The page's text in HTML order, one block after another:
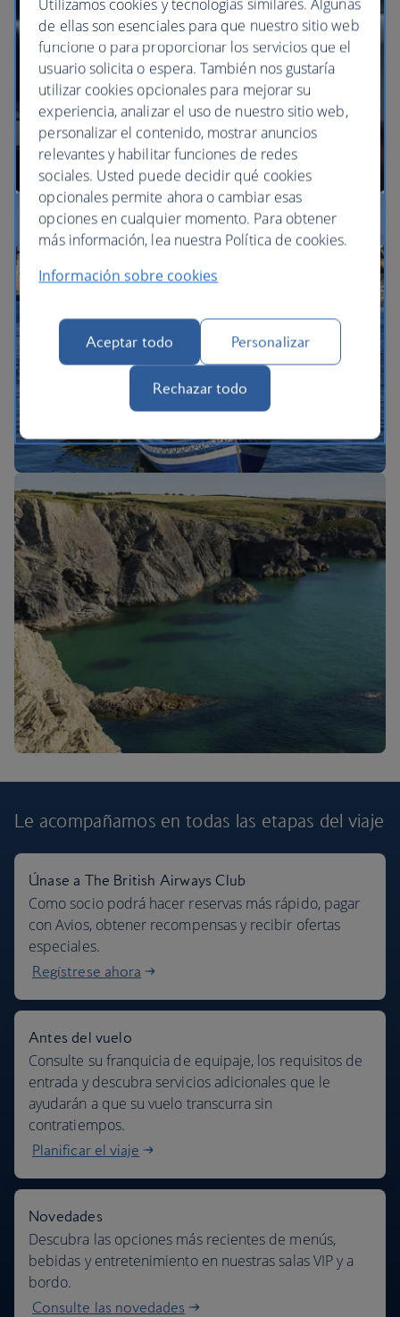
BA Better World
Nuestras cabinas
Nuevas rutas
Nuestros destinos
Le acompañamos en todas las etapas del viaje
Únase a The British Airways Club
Como socio podrá hacer reservas más rápido, pagar
con Avios, obtener recompensas y recibir ofertas
especiales.
Regístrese ahora
Antes del vuelo
Consulte su franquicia de equipaje, los requisitos de
entrada y descubra servicios adicionales que le
ayudarán a que su vuelo transcurra sin
contratiempos.
Planificar el viaje
Novedades
Descubra las opciones más recientes de menús,
bebidas y entretenimiento en nuestras salas VIP y a
bordo.
Consulte las novedades
de ellas son esenciales para que nuestro sitio web
funcione o para proporcionar los servicios que el
usuario solicita o espera. También nos gustaría
utilizar cookies opcionales para mejorar su
experiencia, analizar el uso de nuestro sitio web,
personalizar el contenido, mostrar anuncios
relevantes y habilitar funciones de redes
sociales. Usted puede decidir qué cookies
opcionales permite ahora o cambiar esas
opciones en cualquier momento. Para obtener
más información, lea nuestra Política de cookies.
Información sobre cookies
Aceptar todo Personalizar
Rechazar todo